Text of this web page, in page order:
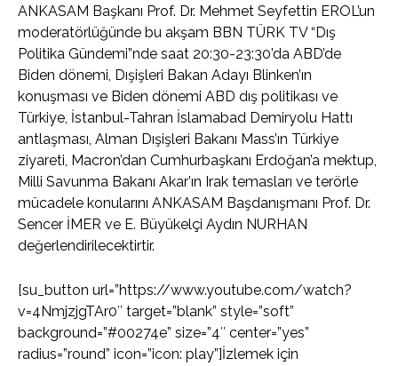
ANKASAM Başkanı Prof. Dr. Mehmet Seyfettin EROL’un
moderatörlüğünde bu akşam BBN TÜRK TV “Dış
Politika Gündemi”nde saat 20:30-23:30’da ABD’de
Biden dönemi, Dışişleri Bakan Adayı Blinken’ın
konuşması ve Biden dönemi ABD dış politikası ve
Türkiye, İstanbul-Tahran İslamabad Demiryolu Hattı
antlaşması, Alman Dışişleri Bakanı Mass’ın Türkiye
ziyareti, Macron’dan Cumhurbaşkanı Erdoğan’a mektup,
Milli Savunma Bakanı Akar’ın Irak temasları ve terörle
mücadele konularını ANKASAM Başdanışmanı Prof. Dr.
Sencer İMER ve E. Büyükelçi Aydın NURHAN
değerlendirilecektirtir.
[su_button url=”https://www.youtube.com/watch?
v=4NmjzjgTAr0″ target=”blank” style=”soft”
background=”#00274e” size=”4″ center=”yes”
radius=”round” icon=”icon: play”]İzlemek için